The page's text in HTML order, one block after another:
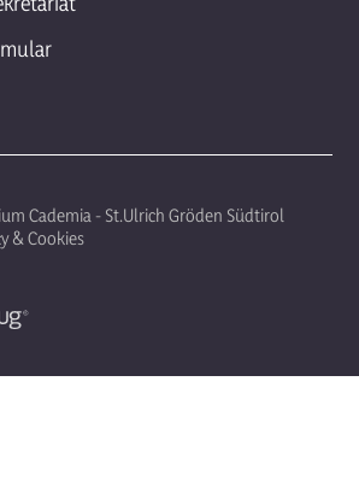
Cademia - St.Ulrich Gröden Südtirol
& Cookies